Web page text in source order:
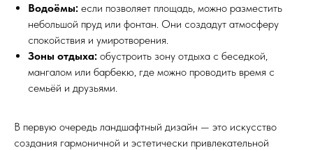
Водоёмы: если позволяет площадь, можно разместить
небольшой пруд или фонтан. Они создадут атмосферу
спокойствия и умиротворения.
Зоны отдыха: обустроить зону отдыха с беседкой,
мангалом или барбекю, где можно проводить время с
семьёй и друзьями.
В первую очередь ландшафтный дизайн — это искусство
создания гармоничной и эстетически привлекательной